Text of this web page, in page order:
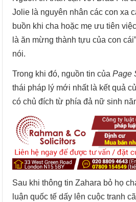
Jolie là nguyên nhân các con xa
buồn khi cha hoặc mẹ ưu tiên
là ăn mừng thành tựu của con
nói.
Trong khi đó, nguồn tin củaPage
thái pháp lý mới nhất là kết quả
có chủ đích từ phía đả nữ sinh
Sau khi thông tin Zahara bỏ họ
luận quốc tế dấy lên cuộc tranh